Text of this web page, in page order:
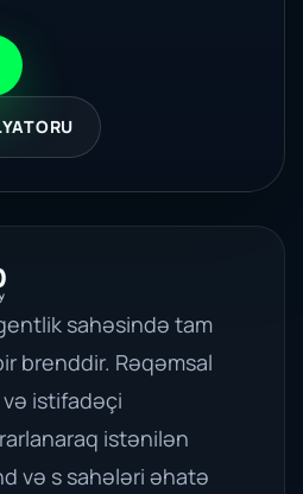
sahəsində tam
brenddir. Rəqəmsal
istifadəçi
istənilən
və s sahələri əhatə